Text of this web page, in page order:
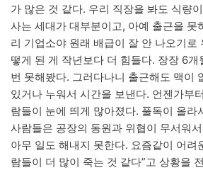
가 많은 것 같다. 우리 직장을 봐도 식량
사는 세대가 대부분이고, 아예 출근을 못
리 기업소야 원래 배급이 잘 안 나오기로
떻게 된 게 작년보다 더 힘들다. 장장 6
번 못해봤다. 그러다나니 출근해도 맥이
있거나 누워서 시간을 보낸다. 언젠가부
람들이 눈에 띄게 많아졌다. 풀독이 올라
사람들은 공장의 동원과 위협이 무서워
아무 일도 해내지 못한다. 요즘같이 어려
람들이 더 많이 죽는 것 같다”고 상황을